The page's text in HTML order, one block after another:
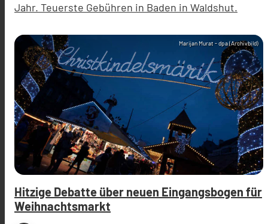
Jahr. Teuerste Gebühren in Baden in Waldshut.
Marijan Murat - dpa (Archivbild)
Hitzige Debatte über neuen Eingangsbogen für
Weihnachtsmarkt